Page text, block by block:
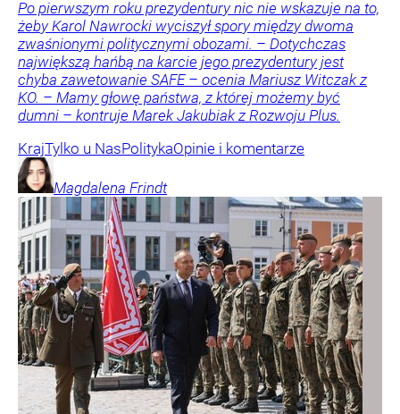
Po pierwszym roku prezydentury nic nie wskazuje na to,
żeby Karol Nawrocki wyciszył spory między dwoma
zwaśnionymi politycznymi obozami. – Dotychczas
największą hańbą na karcie jego prezydentury jest
chyba zawetowanie SAFE – ocenia Mariusz Witczak z
KO. – Mamy głowę państwa, z której możemy być
dumni – kontruje Marek Jakubiak z Rozwoju Plus.
KrajTylko u NasPolitykaOpinie i komentarze
Magdalena Frindt